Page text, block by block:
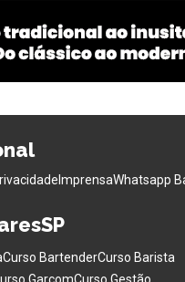
ImprensaWhatsapp
Curso BartenderCurso Barista
GarçomCurso Gestão